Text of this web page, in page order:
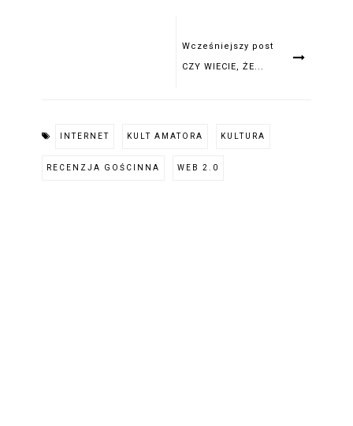
Wcześniejszy post
CZY WIECIE, ŻE...
INTERNET KULT AMATORA KULTURA
RECENZJA GOŚCINNA WEB 2.0